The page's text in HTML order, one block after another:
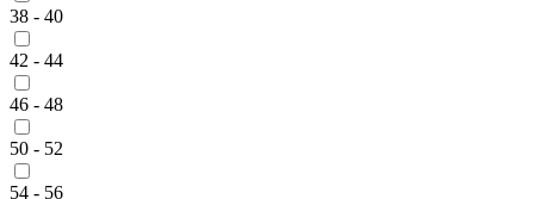
38 - 40
42 - 44
46 - 48
50 - 52
54 - 56